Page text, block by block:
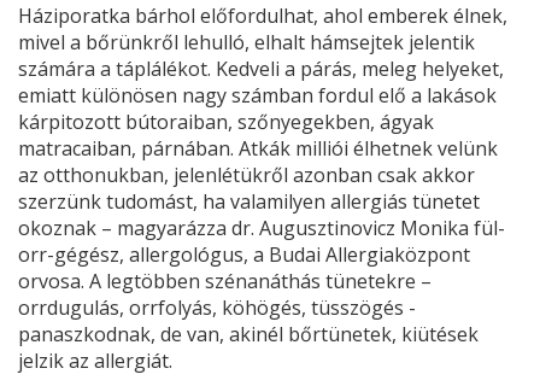
Háziporatka bárhol előfordulhat, ahol emberek élnek,
mivel a bőrünkről lehulló, elhalt hámsejtek jelentik
számára a táplálékot. Kedveli a párás, meleg helyeket,
emiatt különösen nagy számban fordul elő a lakások
kárpitozott bútoraiban, szőnyegekben, ágyak
matracaiban, párnában. Atkák milliói élhetnek velünk
az otthonukban, jelenlétükről azonban csak akkor
szerzünk tudomást, ha valamilyen allergiás tünetet
okoznak – magyarázza dr. Augusztinovicz Monika fül-
orr-gégész, allergológus, a Budai Allergiaközpont
orvosa. A legtöbben szénanáthás tünetekre –
orrdugulás, orrfolyás, köhögés, tüsszögés -
panaszkodnak, de van, akinél bőrtünetek, kiütések
jelzik az allergiát.